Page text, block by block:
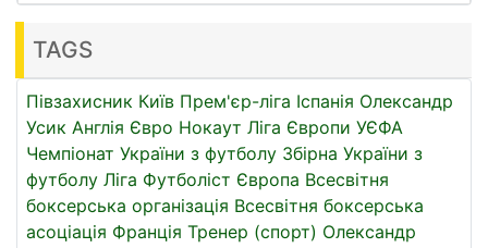
TAGS
Півзахисник Київ Прем'єр-ліга Іспанія Олександр
Усик Англія Євро Нокаут Ліга Європи УЄФА
Чемпіонат України з футболу Збірна України з
футболу Ліга Футболіст Європа Всесвітня
боксерська організація Всесвітня боксерська
асоціація Франція Тренер (спорт) Олександр